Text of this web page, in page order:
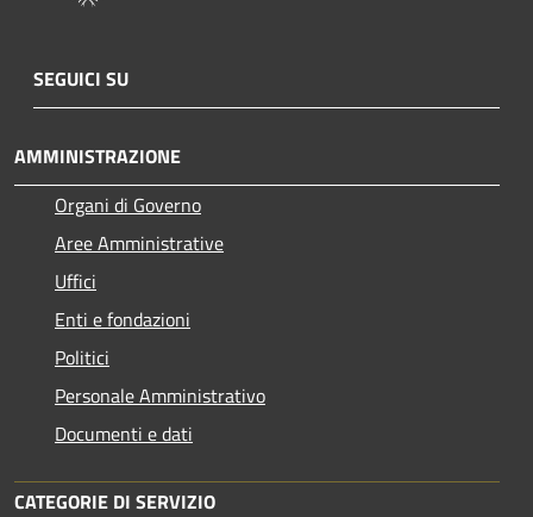
SEGUICI SU
AMMINISTRAZIONE
Organi di Governo
Aree Amministrative
Uffici
Enti e fondazioni
Politici
Personale Amministrativo
Documenti e dati
CATEGORIE DI SERVIZIO